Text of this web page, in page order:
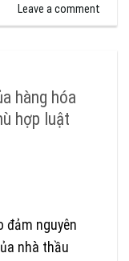
Leave a comment
hàng hóa
hợp luật
đảm nguyên
nhà thầu